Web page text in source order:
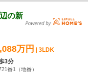
の新
万円
| 3LDK
3分
番1（地番）